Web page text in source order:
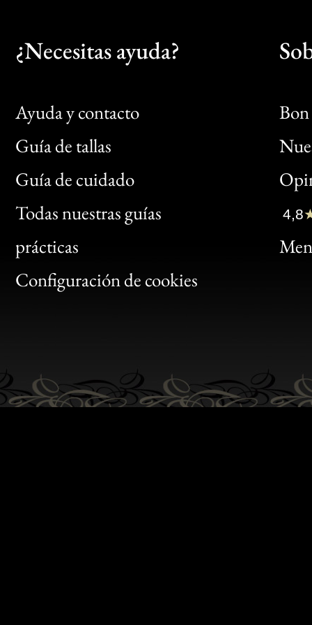
¿Necesitas ayuda?
Ayuda y contacto
Guía de tallas
Guía de cuidado
Todas nuestras guías
prácticas
Configuración de cookies
Bon
Clic
Bon
4,8